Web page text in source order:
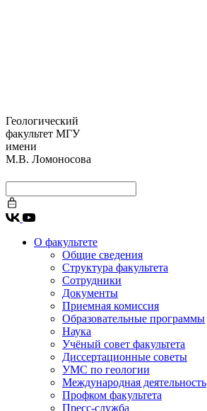
Геологический
факультет МГУ
имени
М.В. Ломоносова
О факультете
Общие сведения
Структура факультета
Сотрудники
Документы
Приемная комиссия
Образовательные программы
Наука
Учёный совет факультета
Диссертационные советы
УМС по геологии
Международная деятельность
Профком факультета
Пресс-служба